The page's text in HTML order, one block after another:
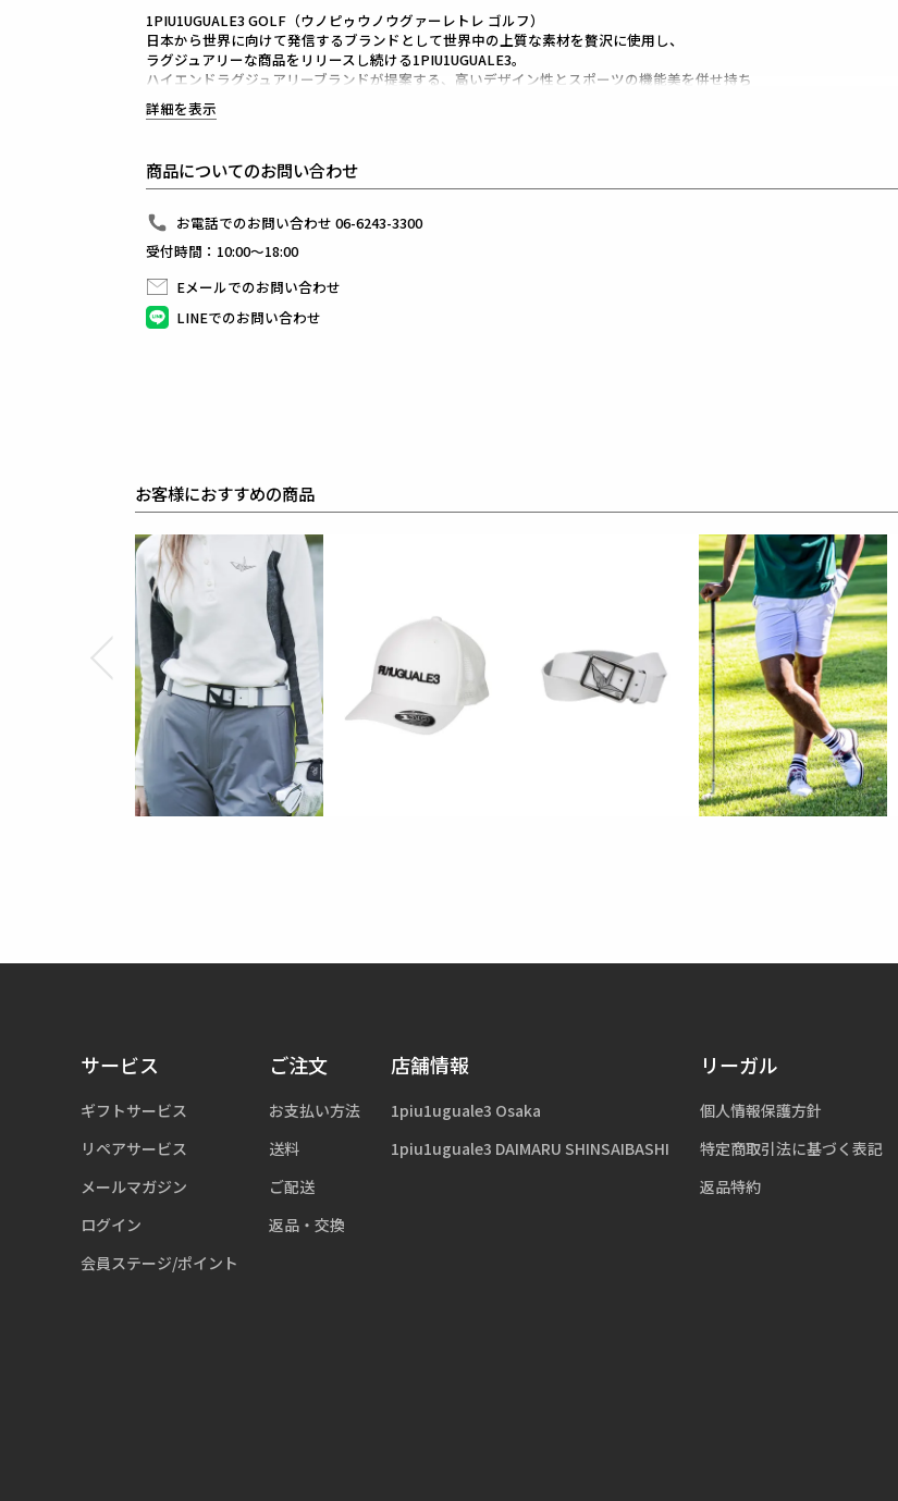
1PIU1UGUALE3 GOLF（ウノピゥウノウグァーレトレ ゴルフ）
日本から世界に向けて発信するブランドとして世界中の上質な素材を贅沢に使用し、
ラグジュアリーな商品をリリースし続ける1PIU1UGUALE3。
ハイエンドラグジュアリーブランドが提案する、高いデザイン性とスポーツの機能美を併せ持ち
上質を知る全てのプレイヤーの為のウェアとしてリリースいたします。
革新的なハイテク素材を採用し、ただ派手な物ではなくテーラーリングを得意とする
ボディ : ポリエステル100%
詳細を表示
商品についてのお問い合わせ
お電話でのお問い合わせ 06-6243-3300
受付時間：10:00～18:00
Eメールでのお問い合わせ
LINEでのお問い合わせ
サービス
ギフトサービス
リペアサービス
メールマガジン
ログイン
会員ステージ/ポイント
ご注文
お支払い方法
送料
ご配送
返品・交換
店舗情報
1piu1uguale3 Osaka
1piu1uguale3 DAIMARU SHINSAIBASHI
リーガル
個人情報保護方針
特定商取引法に基づく表記
返品特約